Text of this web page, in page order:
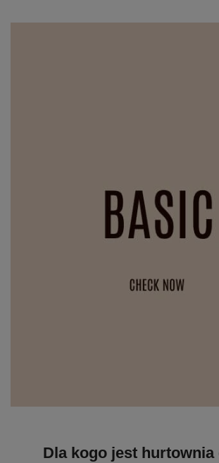
Dla kogo jest hurtownia